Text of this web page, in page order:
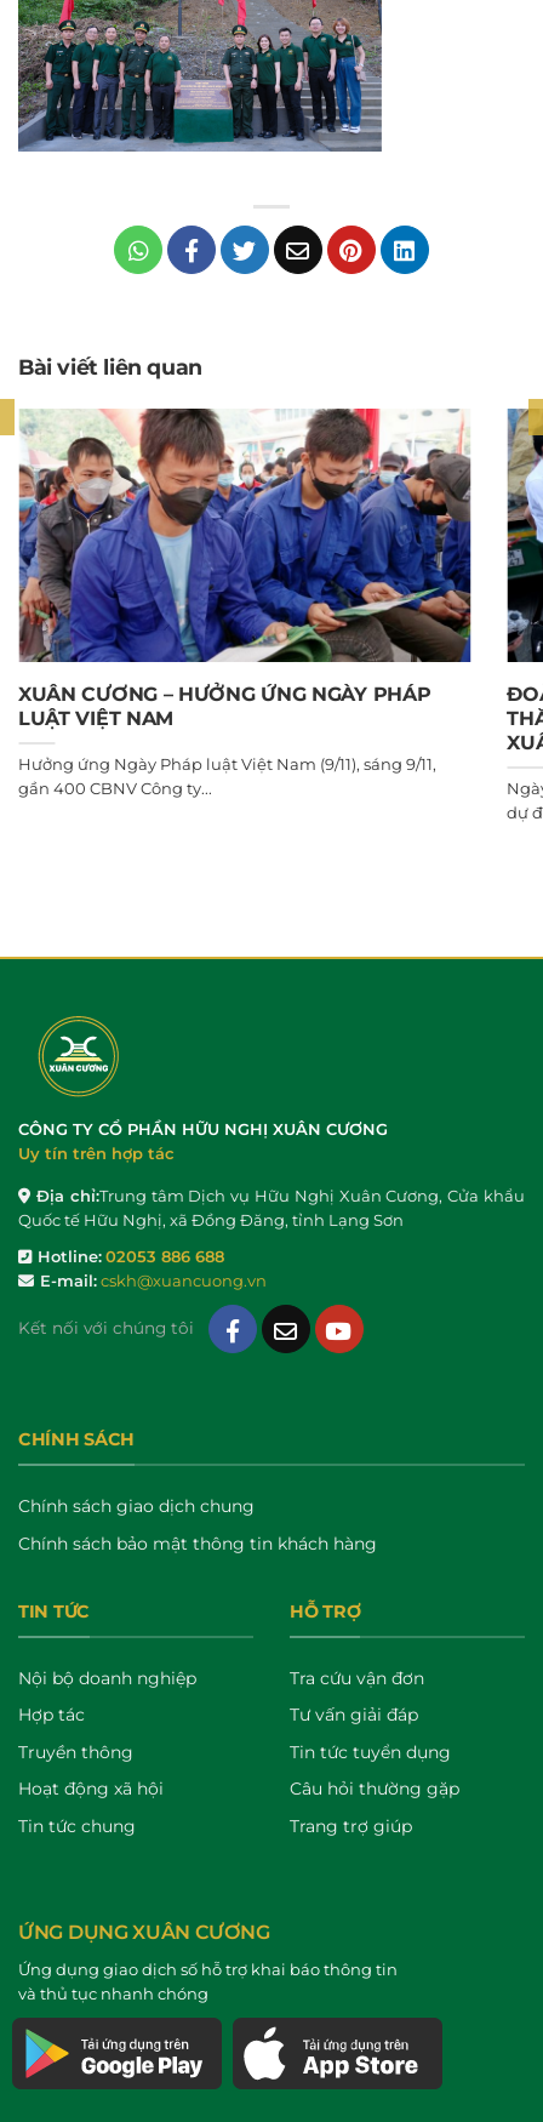
Bài viết liên quan
XUÂN CƯƠNG – HƯỞNG ỨNG NGÀY PHÁP
LUẬT VIỆT NAM
Hưởng ứng Ngày Pháp luật Việt Nam (9/11), sáng 9/11,
gần 400 CBNV Công ty...
dự
CÔNG TY CỔ PHẦN HỮU NGHỊ XUÂN CƯƠNG
Uy tín trên hợp tác
Địa chỉ:Trung tâm Dịch vụ Hữu Nghị Xuân Cương, Cửa khẩu
Quốc tế Hữu Nghị, xã Đồng Đăng, tỉnh Lạng Sơn
Hotline:02053 886 688
E-mail:cskh@xuancuong.vn
Kết nối với chúng tôi
CHÍNH SÁCH
Chính sách giao dịch chung
Chính sách bảo mật thông tin khách hàng
TIN TỨC
Nội bộ doanh nghiệp
Hợp tác
Truyền thông
Hoạt động xã hội
Tin tức chung
HỖ TRỢ
Tra cứu vận đơn
Tư vấn giải đáp
Tin tức tuyển dụng
Câu hỏi thường gặp
Trang trợ giúp
ỨNG DỤNG XUÂN CƯƠNG
Ứng dụng giao dịch số hỗ trợ khai báo thông tin
và thủ tục nhanh chóng